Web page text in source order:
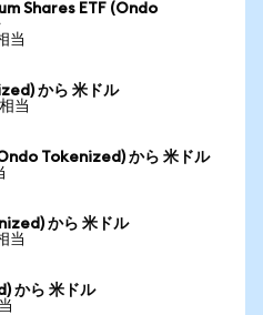
Shares ETF (Ondo
当
から 米ドル
当
Tokenized) から 米ドル
から 米ドル
当
から 米ドル